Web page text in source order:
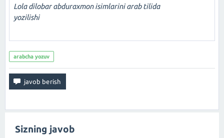
Lola dilobar abduraxmon isimlarini arab tilida
yozilishi
arabcha yozuv
Sizning javob